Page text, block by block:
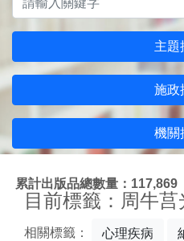
主題
施政
機關
累計出版品總數量：117,869
目前標籤：周牛莒
相關標籤： 心理疾病